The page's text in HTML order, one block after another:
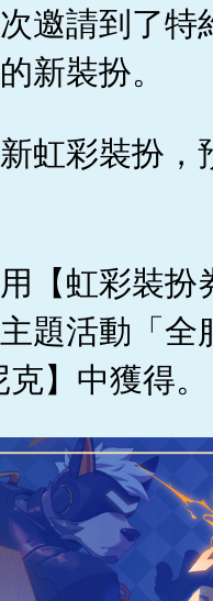
邀請到了特
新裝扮。
虹彩裝扮，
【虹彩裝扮
題活動「全
克】中獲得。